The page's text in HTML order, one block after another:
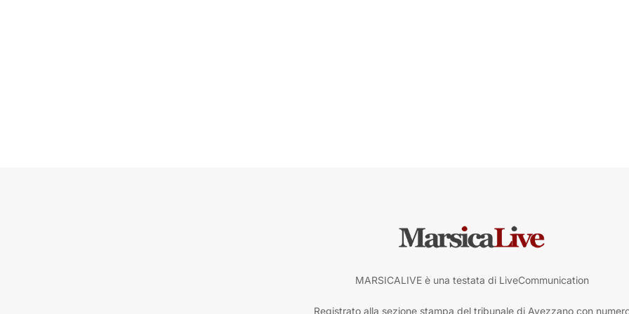
MARSICALIVE è una testata di LiveCommunication
Registrato alla sezione stampa del tribunale di Avezzano con